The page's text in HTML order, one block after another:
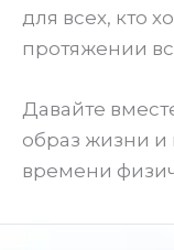
для всех, кто
протяжении
Давайте
образ жизни и
времени